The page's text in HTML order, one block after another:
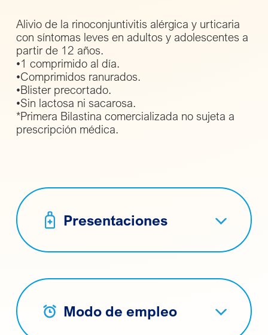
Alivio de la rinoconjuntivitis alérgica y urticaria
con síntomas leves en adultos y adolescentes a
partir de 12 años.
•1 comprimido al día.
•Comprimidos ranurados.
•Blister precortado.
•Sin lactosa ni sacarosa.
*Primera Bilastina comercializada no sujeta a
prescripción médica.
Presentaciones
Modo de empleo